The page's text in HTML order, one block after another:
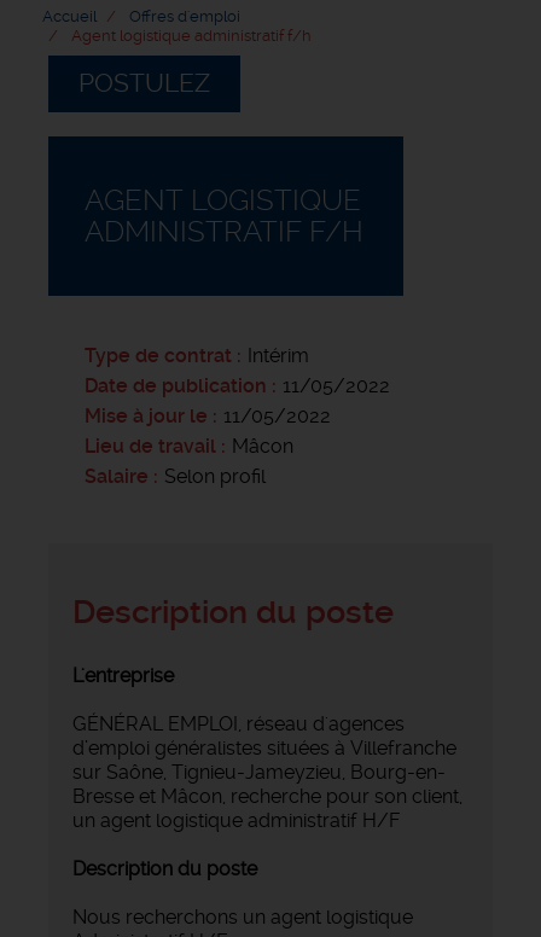
Accueil
Offres d'emploi
Agent logistique administratif f/h
POSTULEZ
AGENT LOGISTIQUE
ADMINISTRATIF F/H
Type de contrat
Intérim
Date de publication
11/05/2022
Mise à jour le
11/05/2022
Lieu de travail
Mâcon
Salaire
Selon profil
Description du poste
L'entreprise
GÉNÉRAL EMPLOI, réseau d'agences
d’emploi généralistes situées à Villefranche
sur Saône, Tignieu-Jameyzieu, Bourg-en-
Bresse et Mâcon, recherche pour son client,
un agent logistique administratif H/F
Description du poste
Nous recherchons un agent logistique